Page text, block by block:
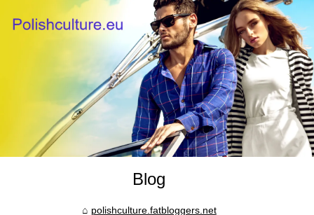
Blog
polishculture.fatbloggers.net